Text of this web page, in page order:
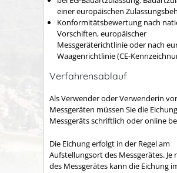
einer europäischen
Konformitätsbewertung nach
Vorschiften, europäischer
Messgeräterichtlinie oder nach
Waagenrichtlinie (CE-
Verfahrensablauf
Als Verwender oder Verwenderin
Messgeräten müssen Sie die
Messgeräts schriftlich oder online
Die Eichung erfolgt in der Regel am
Aufstellungsort des Messgerätes. Je
des Messgerätes kann die Eichung